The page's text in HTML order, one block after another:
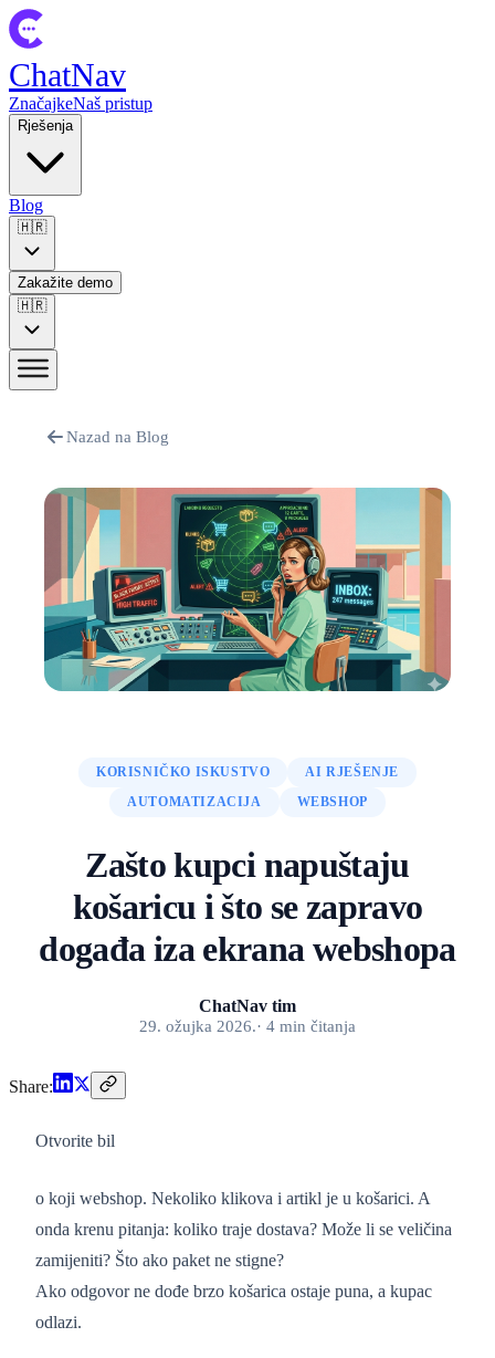
ChatNav
ZnačajkeNaš pristup
Rješenja
Blog
🇭🇷
Zakažite demo
🇭🇷
Nazad na Blog
KORISNIČKO ISKUSTVO
AI RJEŠENJE
AUTOMATIZACIJA
WEBSHOP
Zašto kupci napuštaju
košaricu i što se zapravo
događa iza ekrana webshopa
ChatNav tim
29. ožujka 2026.· 4 min čitanja
Share:
Otvorite bil
o koji webshop. Nekoliko klikova i artikl je u košarici. A
onda krenu pitanja: koliko traje dostava? Može li se veličina
zamijeniti? Što ako paket ne stigne?
Ako odgovor ne dođe brzo košarica ostaje puna, a kupac
odlazi.